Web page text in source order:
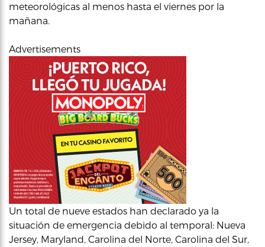
meteorológicas al menos hasta el viernes por la
mañana.
Advertisements
Un total de nueve estados han declarado ya la
situación de emergencia debido al temporal: Nueva
Jersey, Maryland, Carolina del Norte, Carolina del Sur,